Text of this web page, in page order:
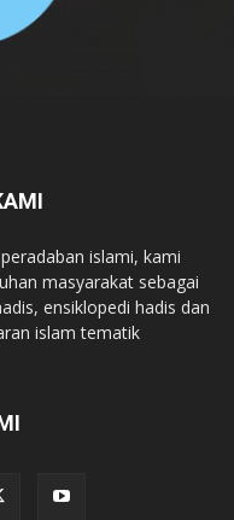
islami, kami
masyarakat sebagai
ensiklopedi hadis dan
islam tematik